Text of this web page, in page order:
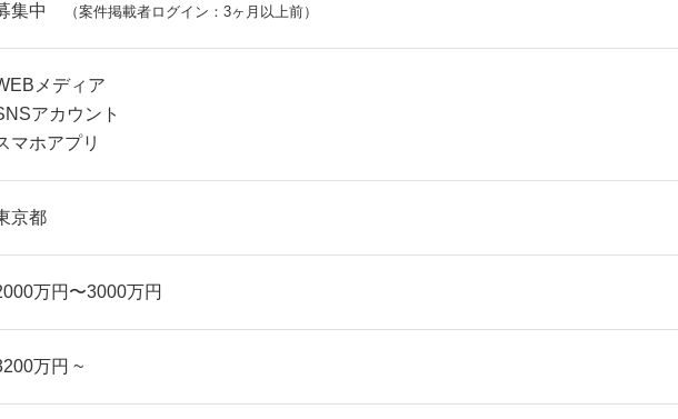
集中 （案件掲載者ログイン：3ヶ月以上前）
メディア
アカウント
マホアプリ
京都
万円〜3000万円
万円 ~